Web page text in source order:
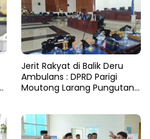
Jerit Rakyat di Balik Deru
Ambulans : DPRD Parigi
Moutong Larang Pungutan